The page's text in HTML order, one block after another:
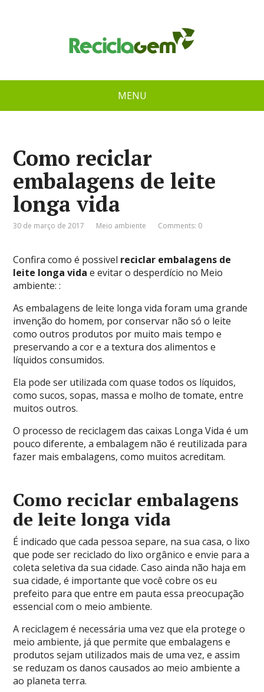
MENU
Como reciclar
embalagens de leite
longa vida
30 de março de 2017 Meio ambiente Comments: 0
Confira como é possivel reciclar embalagens de
leite longa vida e evitar o desperdício no Meio
ambiente: :
As embalagens de leite longa vida foram uma grande
invenção do homem, por conservar não só o leite
como outros produtos por muito mais tempo e
preservando a cor e a textura dos alimentos e
líquidos consumidos.
Ela pode ser utilizada com quase todos os líquidos,
como sucos, sopas, massa e molho de tomate, entre
muitos outros.
O processo de reciclagem das caixas Longa Vida é um
pouco diferente, a embalagem não é reutilizada para
fazer mais embalagens, como muitos acreditam.
Como reciclar embalagens
de leite longa vida
É indicado que cada pessoa separe, na sua casa, o lixo
que pode ser reciclado do lixo orgânico e envie para a
coleta seletiva da sua cidade. Caso ainda não haja em
sua cidade, é importante que você cobre os eu
prefeito para que entre em pauta essa preocupação
essencial com o meio ambiente.
A reciclagem é necessária uma vez que ela protege o
meio ambiente, já que permite que embalagens e
produtos sejam utilizados mais de uma vez, e assim
se reduzam os danos causados ao meio ambiente a
ao planeta terra.